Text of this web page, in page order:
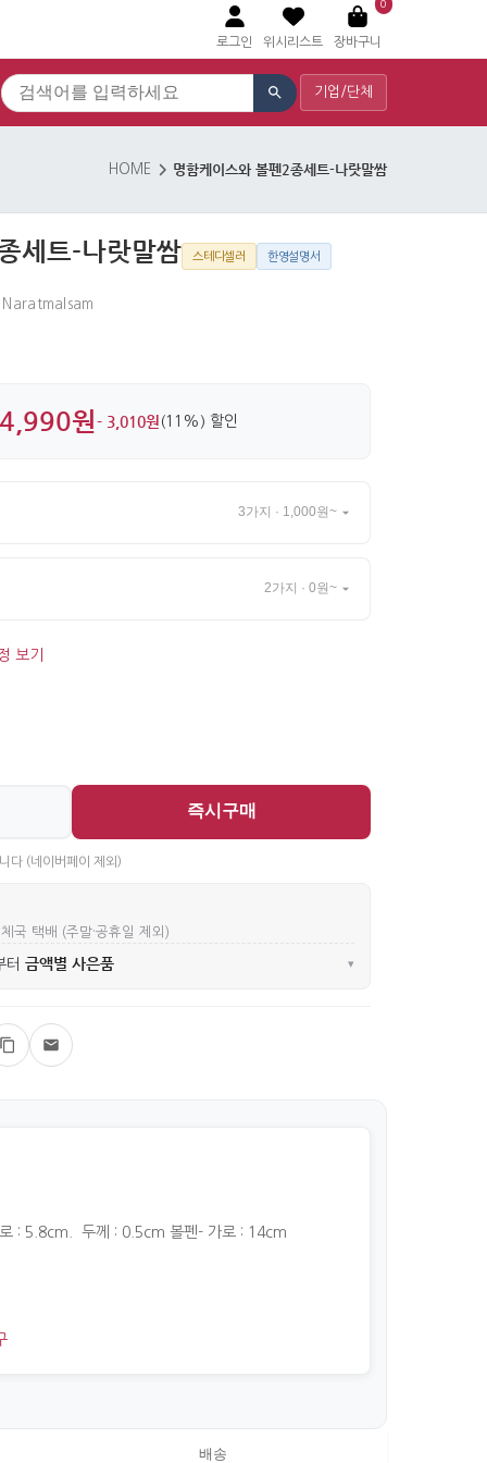
로그인 위시리스트
0
장바구니
기업/단체
HOME 명함케이스와 볼펜2종세트-나랏말쌈
세트-나랏말쌈 스테디셀러 한영설명서
원 - 3,010원 (11%) 할인
3가지 · 1,000원~
2가지 · 0원~
보기
즉시구매
다 (네이버페이 제외)
국 택배 (주말·공휴일 제외)
터 금액별 사은품 ▾
: 5.8cm. 두께 : 0.5cm 볼펜- 가로 : 14cm
배송